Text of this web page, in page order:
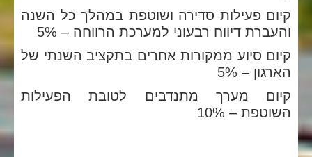
קיום פעילות סדירה ושוטפת במהלך כל השנה
והעברת דיווח רבעוני למערכת הרווחה – 5%
קיום סיוע ממקורות אחרים בתקציב השנתי של
הארגון – 5%
קיום מערך מתנדבים לטובת הפעילות
השוטפת – 10%